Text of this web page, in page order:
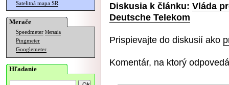
Satelitná mapa SR
Merače
Speedmeter Merania
Pingmeter
Googlemeter
Hľadanie
Diskusia k článku: Vláda
Deutsche Telekom
Prispievajte do diskusií ako
Komentár, na ktorý